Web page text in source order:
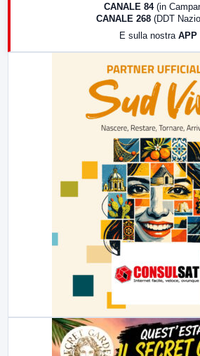
CANALE 84 (in
CANALE 268 (DDT
E sulla nostra APP